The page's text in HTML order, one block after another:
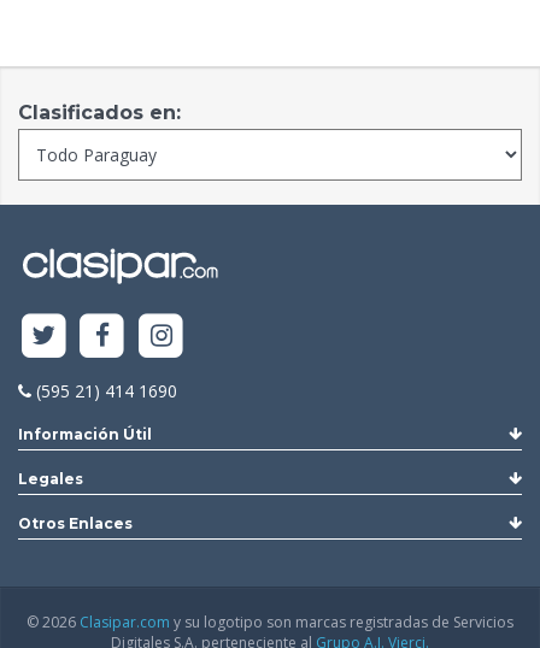
Clasificados en:
(595 21) 414 1690
Información Útil
Legales
Otros Enlaces
© 2026 Clasipar.com y su logotipo son marcas registradas de Servicios
Digitales S.A. perteneciente al Grupo A.J. Vierci.